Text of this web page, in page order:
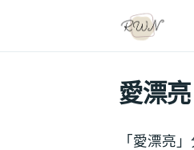
愛漂亮
「愛漂亮